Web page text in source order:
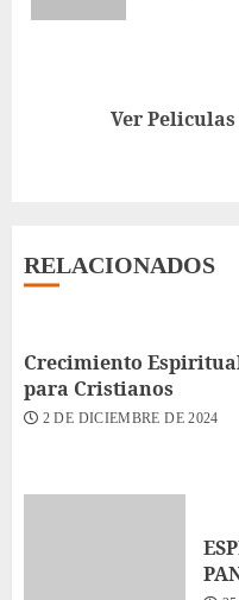
SiguienteVer
RELACIONADOS
Crecimiento
para Cristianos
2 DE DICIEMBRE DE 2024